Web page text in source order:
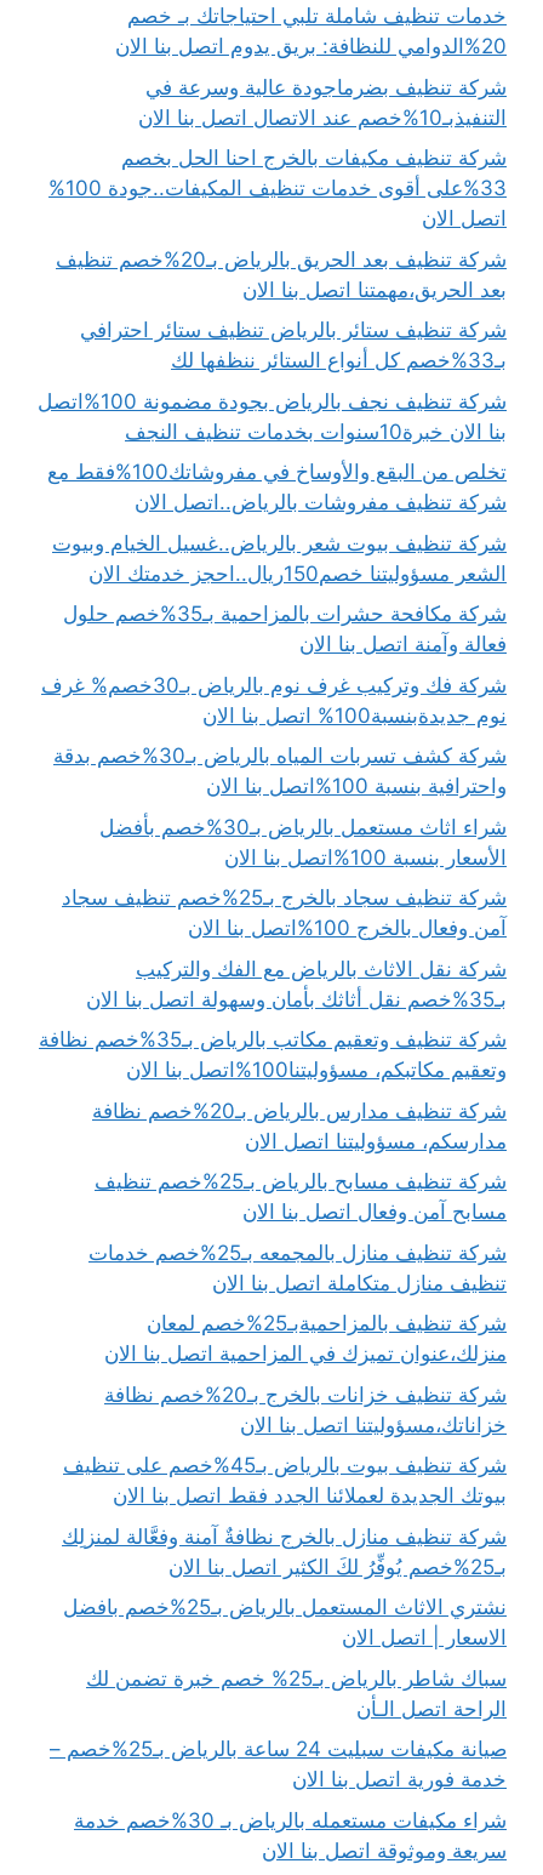
خدمات تنظيف شاملة تلبي احتياجاتك بـ خصم
20%الدوامي للنظافة: بريق يدوم اتصل بنا الان
شركة تنظيف بضرماجودة عالية وسرعة في
التنفيذبـ10%خصم عند الاتصال اتصل بنا الان
شركة تنظيف مكيفات بالخرج احنا الحل بخصم
33%على أقوى خدمات تنظيف المكيفات..جودة 100%
اتصل الان
شركة تنظيف بعد الحريق بالرياض بـ20%خصم تنظيف
بعد الحريق،مهمتنا اتصل بنا الان
شركة تنظيف ستائر بالرياض تنظيف ستائر احترافي
بـ33%خصم كل أنواع الستائر ننظفها لك
شركة تنظيف نجف بالرياض بجودة مضمونة 100%اتصل
بنا الان خبرة10سنوات بخدمات تنظيف النجف
تخلص من البقع والأوساخ في مفروشاتك100%فقط مع
شركة تنظيف مفروشات بالرياض..اتصل الان
شركة تنظيف بيوت شعر بالرياض..غسيل الخيام وبيوت
الشعر مسؤوليتنا خصم150ريال..احجز خدمتك الان
شركة مكافحة حشرات بالمزاحمية بـ35%خصم حلول
فعالة وآمنة اتصل بنا الان
شركة فك وتركيب غرف نوم بالرياض بـ30خصم% غرف
نوم جديدةبنسبة100% اتصل بنا الان
شركة كشف تسربات المياه بالرياض بـ30%خصم بدقة
واحترافية بنسبة 100%اتصل بنا الان
شراء اثاث مستعمل بالرياض بـ30%خصم بأفضل
الأسعار بنسبة 100%اتصل بنا الان
شركة تنظيف سجاد بالخرج بـ25%خصم تنظيف سجاد
آمن وفعال بالخرج 100%اتصل بنا الان
شركة نقل الاثاث بالرياض مع الفك والتركيب
بـ35%خصم نقل أثاثك بأمان وسهولة اتصل بنا الان
شركة تنظيف وتعقيم مكاتب بالرياض بـ35%خصم نظافة
وتعقيم مكاتبكم، مسؤوليتنا100%اتصل بنا الان
شركة تنظيف مدارس بالرياض بـ20%خصم نظافة
مدارسكم، مسؤوليتنا اتصل الان
شركة تنظيف مسابح بالرياض بـ25%خصم تنظيف
مسابح آمن وفعال اتصل بنا الان
شركة تنظيف منازل بالمجمعه بـ25%خصم خدمات
تنظيف منازل متكاملة اتصل بنا الان
شركة تنظيف بالمزاحميةبـ25%خصم لمعان
منزلك،عنوان تميزك في المزاحمية اتصل بنا الان
شركة تنظيف خزانات بالخرج بـ20%خصم نظافة
خزاناتك،مسؤوليتنا اتصل بنا الان
شركة تنظيف بيوت بالرياض بـ45%خصم على تنظيف
بيوتك الجديدة لعملائنا الجدد فقط اتصل بنا الان
شركة تنظيف منازل بالخرج نظافةٌ آمنة وفعَّالة لمنزلِك
بـ25%خصم يُوفِّرُ لكَ الكثير اتصل بنا الان
نشتري الاثاث المستعمل بالرياض بـ25%خصم بافضل
الاسعار | اتصل الان
سباك شاطر بالرياض بـ25% خصم خبرة تضمن لك
الراحة اتصل الـأن
صيانة مكيفات سبليت 24 ساعة بالرياض بـ25%خصم –
خدمة فورية اتصل بنا الان
شراء مكيفات مستعمله بالرياض بـ 30%خصم خدمة
سريعة وموثوقة اتصل بنا الان